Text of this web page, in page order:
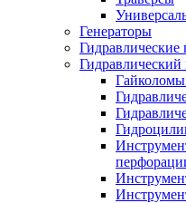
Генераторы
Гидравлические
Гайколомы